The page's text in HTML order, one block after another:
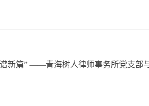
新篇” ——青海树人律师事务所党支部